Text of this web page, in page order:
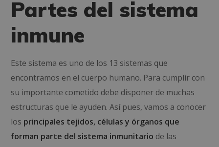
Partes del sistema
inmune
Este sistema es uno de los 13 sistemas que
encontramos en el cuerpo humano. Para cumplir con
su importante cometido debe disponer de muchas
estructuras que le ayuden. Así pues, vamos a conocer
los principales tejidos, células y órganos que
forman parte del sistema inmunitario de las